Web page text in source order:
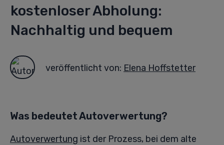
kostenloser Abholung:
Nachhaltig und bequem
veröffentlicht von: Elena Hoffstetter
Was bedeutet Autoverwertung?
Autoverwertung ist der Prozess, bei dem alte